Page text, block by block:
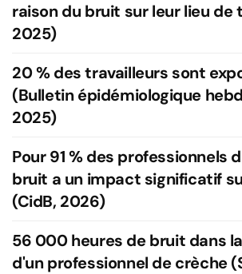
raison du bruit sur leur lieu de
2025)
20 % des travailleurs sont
(Bulletin épidémiologique
2025)
Pour 91 % des professionnels
bruit a un impact significatif
(CidB, 2026)
56 000 heures de bruit dans
d'un professionnel de crèche